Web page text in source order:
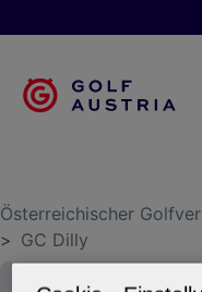
Österreichischer
> GC Dilly